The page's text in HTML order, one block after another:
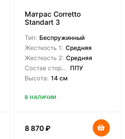
Матрас Corretto
Standart 3
Тип: Беспружинный
Жесткость 1: Средняя
Жесткость 2: Средняя
Состав сторон: ППУ
Высота: 14 см
В НАЛИЧИИ
8 870₽